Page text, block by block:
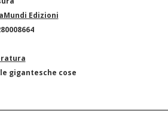
Edizioni
gigantesche cose